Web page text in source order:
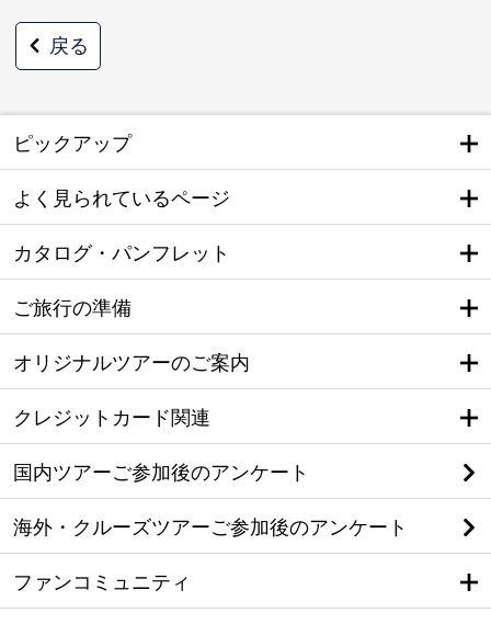
戻る
ピックアップ
よく見られているページ
カタログ・パンフレット
ご旅行の準備
オリジナルツアーのご案内
クレジットカード関連
国内ツアーご参加後のアンケート
海外・クルーズツアーご参加後のアンケート
ファンコミュニティ